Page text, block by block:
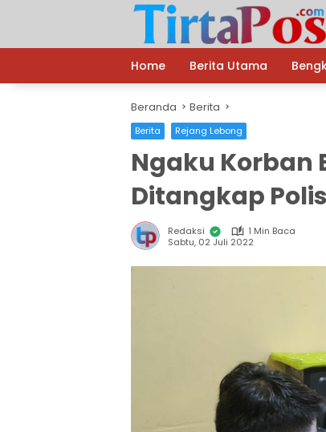
Home Berita Utama
Beranda Berita
Berita Rejang Lebong
Ngaku Korban
Ditangkap
Redaksi
1 Min Baca
Sabtu, 02 Juli 2022